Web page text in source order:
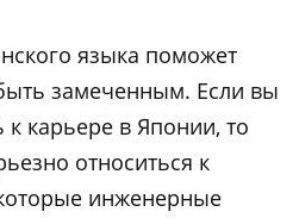
языка поможет
замеченным. Если вы
к карьере в Японии, то
относиться к
инженерные